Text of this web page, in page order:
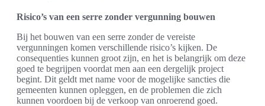
Risico’s van een serre zonder vergunning bouwen
Bij het bouwen van een serre zonder de vereiste
vergunningen komen verschillende risico’s kijken. De
consequenties kunnen groot zijn, en het is belangrijk om deze
goed te begrijpen voordat men aan een dergelijk project
begint. Dit geldt met name voor de mogelijke sancties die
gemeenten kunnen opleggen, en de problemen die zich
kunnen voordoen bij de verkoop van onroerend goed.